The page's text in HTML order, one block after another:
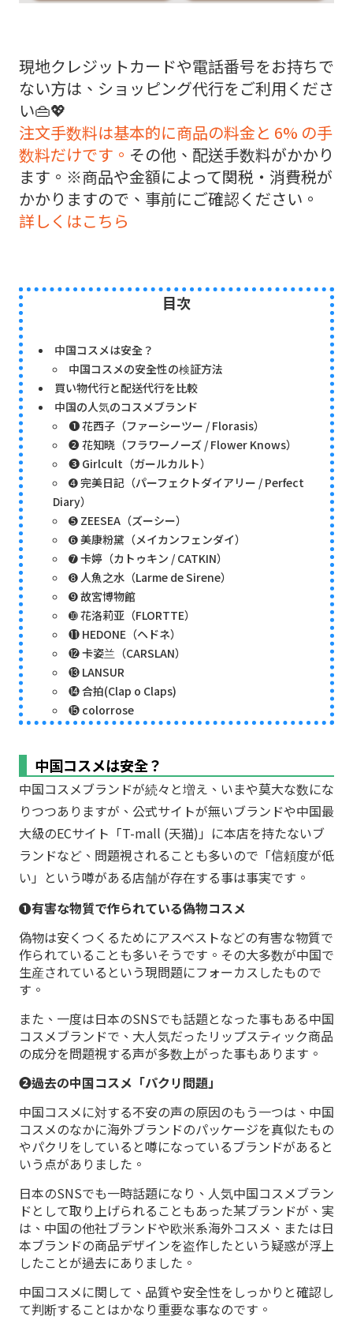
現地クレジットカードや電話番号をお持ちで
ない方は、ショッピング代行をご利用くださ
い👜💖
注文手数料は基本的に商品の料金と 6% の手
数料だけです。 その他、配送手数料がかかり
ます。※商品や金額によって関税・消費税が
かかりますので、事前にご確認ください。
詳しくはこちら
目次
中国コスメは安全？
中国コスメの安全性の検証方法
買い物代行と配送代行を比較
中国の人気のコスメブランド
➊ 花西子（ファーシーツー / Florasis）
➋ 花知晓（フラワーノーズ / Flower Knows）
➌ Girlcult（ガールカルト）
➍ 完美日記（パーフェクトダイアリー / Perfect
Diary）
➎ ZEESEA（ズーシー）
➏ 美康粉黛（メイカンフェンダイ）
➐ 卡婷（カトゥキン / CATKIN）
➑ 人魚之水（Larme de Sirene）
➒ 故宮博物館
➓ 花洛莉亚（FLORTTE）
⓫ HEDONE（ヘドネ）
⓬ 卡姿兰（CARSLAN）
⓭ LANSUR
⓮ 合拍(Clap o Claps)
⓯ colorrose
中国コスメは安全？
中国コスメブランドが続々と増え、いまや莫大な数にな
りつつありますが、公式サイトが無いブランドや中国最
大級のECサイト「T-mall (天猫)」に本店を持たないブ
ランドなど、問題視されることも多いので「信頼度が低
い」という噂がある店舗が存在する事は事実です。
➊有害な物質で作られている偽物コスメ
偽物は安くつくるためにアスベストなどの有害な物質で
作られていることも多いそうです。その大多数が中国で
生産されているという現問題にフォーカスしたもので
す。
また、一度は日本のSNSでも話題となった事もある中国
コスメブランドで、大人気だったリップスティック商品
の成分を問題視する声が多数上がった事もあります。
➋過去の中国コスメ「パクリ問題」
中国コスメに対する不安の声の原因のもう一つは、中国
コスメのなかに海外ブランドのパッケージを真似たもの
やパクリをしていると噂になっているブランドがあると
いう点がありました。
日本のSNSでも一時話題になり、人気中国コスメブラン
ドとして取り上げられることもあった某ブランドが、実
は、中国の他社ブランドや欧米系海外コスメ、または日
本ブランドの商品デザインを盗作したという疑惑が浮上
したことが過去にありました。
中国コスメに関して、品質や安全性をしっかりと確認し
て判断することはかなり重要な事なのです。